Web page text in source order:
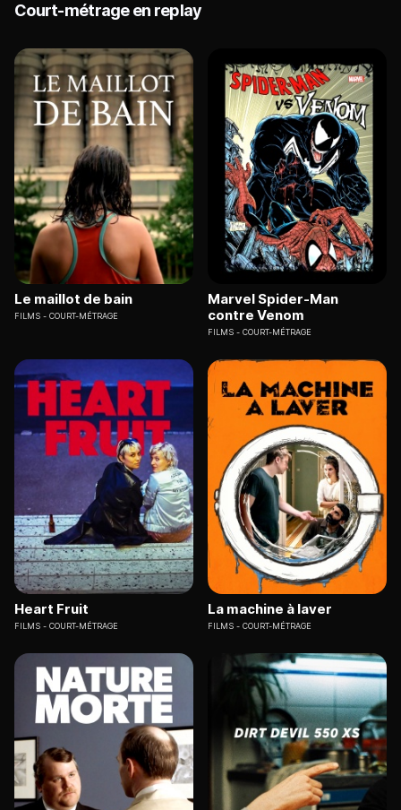
Court-métrage en replay
Le maillot de bain
FILMS COURT-MÉTRAGE
Marvel Spider-Man
contre Venom
FILMS COURT-MÉTRAGE
Heart Fruit
FILMS COURT-MÉTRAGE
La machine à laver
FILMS COURT-MÉTRAGE